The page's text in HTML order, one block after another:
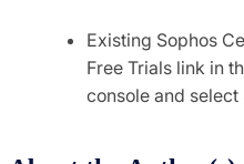
Existing Sophos
Free Trials link in
console and select